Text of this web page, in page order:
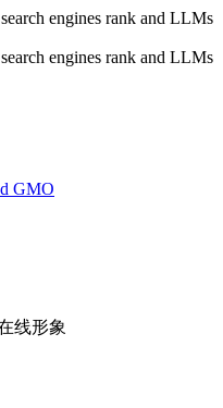
engines rank and LLMs
engines rank and LLMs
GMO
线形象